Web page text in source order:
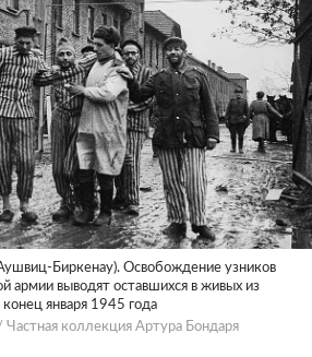
Биркенау). Освобождение узников
армии выводят оставшихся в живых из
января 1945 года
коллекция Артура Бондаря